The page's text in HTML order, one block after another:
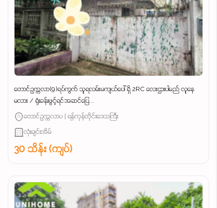
တောင်ဥက္ကလာ(9)ရပ်ကွက် သူရလမ်းမကျယ်ပေါ် ရှိ 2RC လေးဌားပါမည် လူနေ
မလား / ရုံးခန်းဖွင့်ရင်အဆင်ပြေ...
တောင်ဥက္ကလာပ | ရန်ကုန်တိုင်းဒေသကြီး
လုံးချင်းအိမ်
30 သိန်း (ကျပ်)